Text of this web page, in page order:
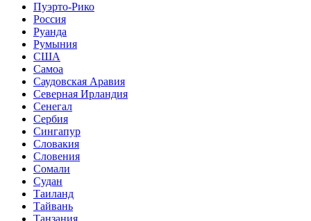
Пуэрто-Рико
Россия
Руанда
Румыния
США
Самоа
Саудовская Аравия
Северная Ирландия
Сенегал
Сербия
Сингапур
Словакия
Словения
Сомали
Судан
Таиланд
Тайвань
Танзания